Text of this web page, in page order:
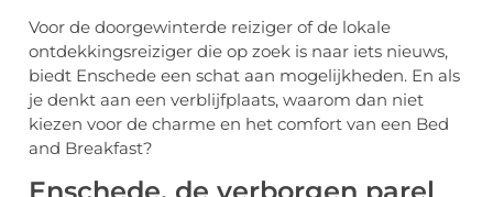
Voor de doorgewinterde reiziger of de lokale
ontdekkingsreiziger die op zoek is naar iets nieuws,
biedt Enschede een schat aan mogelijkheden. En als
je denkt aan een verblijfplaats, waarom dan niet
kiezen voor de charme en het comfort van een Bed
and Breakfast?